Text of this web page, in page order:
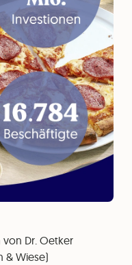
Dr. Oetker
& Wiese)